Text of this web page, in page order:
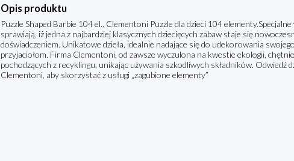
Opis produktu
Puzzle Shaped Barbie 104 el., Clementoni Puzzle dla dzieci 104
sprawiają, iż jedna z najbardziej klasycznych dziecięcych zabaw staje się
doświadczeniem. Unikatowe dzieła, idealnie nadające się do udekorowania
przyjaciołom. Firma Clementoni, od zawsze wyczulona na kwestie ekologii,
pochodzących z recyklingu, unikając używania szkodliwych składników. Odwiedź
Clementoni, aby skorzystać z usługi „zagubione elementy”